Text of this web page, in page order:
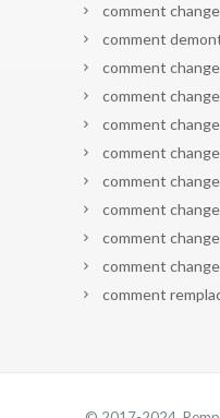
comment
comment
comment
comment
comment
comment
comment
comment
comment
comment
comment